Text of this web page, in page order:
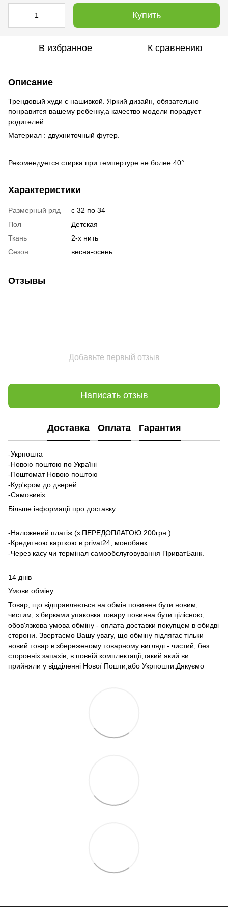
Купить
В избранное К сравнению
Описание
Трендовый худи с нашивкой. Яркий дизайн, обязательно
понравится вашему ребенку,а качество модели порадует
родителей.
Материал : двухниточный футер.
Рекомендуется стирка при темпертуре не более 40°
Характеристики
Размерный ряд
c 32 по 34
Пол
Детская
Ткань
2-х нить
Сезон
весна-осень
Отзывы
Добавьте первый отзыв
Написать отзыв
Доставка Оплата Гарантия
-Укрпошта
-Новою поштою по Україні
-Поштомат Новою поштою
-Кур'єром до дверей
-Самовивіз
Більше інформації про доставку
-Наложений платіж (з ПЕРЕДОПЛАТОЮ 200грн.)
-Кредитною карткою в privat24, монобанк
-Через касу чи термінал самообслуговування ПриватБанк.
14 днів
Умови обміну
Товар, що відправляється на обмін повинен бути новим,
чистим, з бирками упаковка товару повинна бути цілісною,
обов'язкова умова обміну - оплата доставки покупцем в обидві
сторони. Звертаємо Вашу увагу, що обміну підлягає тільки
новий товар в збереженому товарному вигляді - чистий, без
сторонніх запахів, в повній комплектації,такий який ви
прийняли у відділенні Нової Пошти,або Укрпошти.Дякуємо